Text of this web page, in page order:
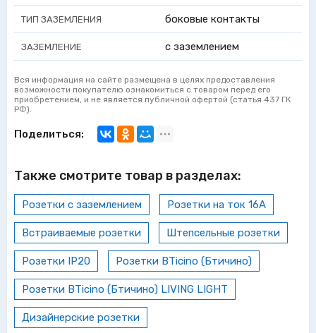
ТИП ЗАЗЕМЛЕНИЯ боковые контакты
ЗАЗЕМЛЕНИЕ с заземлением
Вся информация на сайте размещена в целях предоставления
возможности покупателю ознакомиться с товаром перед его
приобретением, и не является публичной офертой (статья 437 ГК
РФ).
Поделиться:
Также смотрите товар в разделах:
Розетки с заземлением Розетки на ток 16А
Встраиваемые розетки Штепсельные розетки
Розетки IP20 Розетки BTicino (Бтичино)
Розетки BTicino (Бтичино) LIVING LIGHT
Дизайнерские розетки